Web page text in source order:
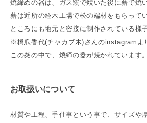
焼締めの器は、ガス窯で焼いた後に薪で焼
薪は近所の経木工場で松の端材をもらって
ところにも地元と密接に制作されている様
※橋爪香代(チャカブ木)さんのinstagramよ
この炎の中で、焼締の器が焼かれています。
お取扱いについて
材質や工程、手仕事という事で、サイズや